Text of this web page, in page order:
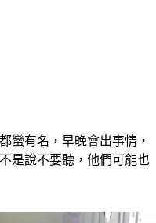
蠻有名，早晚會出事情，
是說不要聽，他們可能也